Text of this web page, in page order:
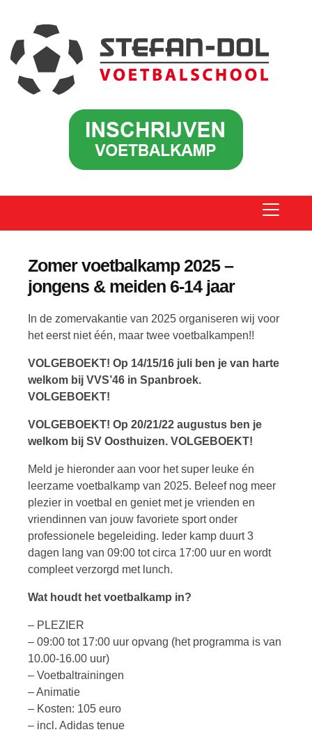
Zomer voetbalkamp 2025 –
jongens & meiden 6-14 jaar
In de zomervakantie van 2025 organiseren wij voor
het eerst niet één, maar twee voetbalkampen!!
VOLGEBOEKT! Op 14/15/16 juli ben je van harte
welkom bij VVS’46 in Spanbroek.
VOLGEBOEKT!
VOLGEBOEKT! Op 20/21/22 augustus ben je
welkom bij SV Oosthuizen. VOLGEBOEKT!
Meld je hieronder aan voor het super leuke én
leerzame voetbalkamp van 2025. Beleef nog meer
plezier in voetbal en geniet met je vrienden en
vriendinnen van jouw favoriete sport onder
professionele begeleiding. Ieder kamp duurt 3
dagen lang van 09:00 tot circa 17:00 uur en wordt
compleet verzorgd met lunch.
Wat houdt het voetbalkamp in?
– PLEZIER
– 09:00 tot 17:00 uur opvang (het programma is van
10.00-16.00 uur)
– Voetbaltrainingen
– Animatie
– Kosten: 105 euro
– incl. Adidas tenue